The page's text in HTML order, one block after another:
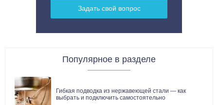
Задать свой вопрос
Популярное в разделе
Гибкая подводка из нержавеющей стали — как
выбрать и подключить самостоятельно